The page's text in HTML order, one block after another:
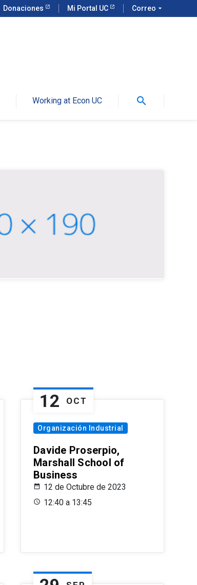
Donaciones Mi Portal UC Correo arrow_drop_down
Working at Econ UC search
12 OCT
Organización Industrial
Davide Proserpio,
Marshall School of
Business
12 de Octubre de 2023
12:40 a 13:45